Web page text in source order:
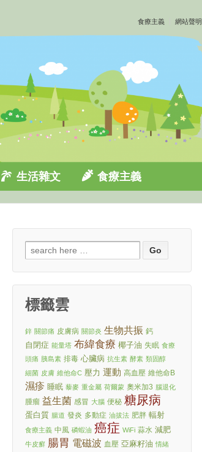
食療主義 網站聲明
生活雜文 食療主義
Search
for:
標籤雲
鋅 關節痛 皮膚病 關節炎 生物共振 鈣
自閉症 能量塔 布緯食療 椰子油 失眠 食療
頭痛 胰島素 排毒 心臟病 抗生素 酵素 類固醇
細菌 皮膚 維他命C 壓力 運動 高血壓 維他命B
濕疹 睡眠 藜麥 重金屬 荷爾蒙 奧米加3 腦退化
腫瘤 益生菌 感冒 大腦 便秘 糖尿病
蛋白質 腸道 發炎 多動症 油拔法 肥胖 輻射
食療主義 中風 磷蝦油 癌症 WiFi 蒜水 減肥
牛皮癬 腸胃 電磁波 血壓 亞麻籽油 情緒